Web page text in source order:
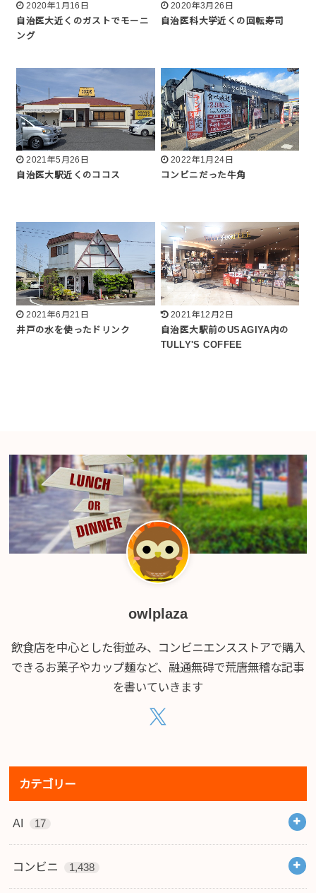
2020年1月16日
自治医大近くのガストでモーニ
ング
2020年3月26日
自治医科大学近くの回転寿司
2021年5月26日
自治医大駅近くのココス
2022年1月24日
コンビニだった牛角
2021年6月21日
井戸の水を使ったドリンク
2021年12月2日
自治医大駅前のUSAGIYA内の
TULLY'S COFFEE
owlplaza
飲食店を中心とした街並み、コンビニエンスストアで購入
できるお菓子やカップ麺など、融通無碍で荒唐無稽な記事
を書いていきます
カテゴリー
AI 17
コンビニ 1,438